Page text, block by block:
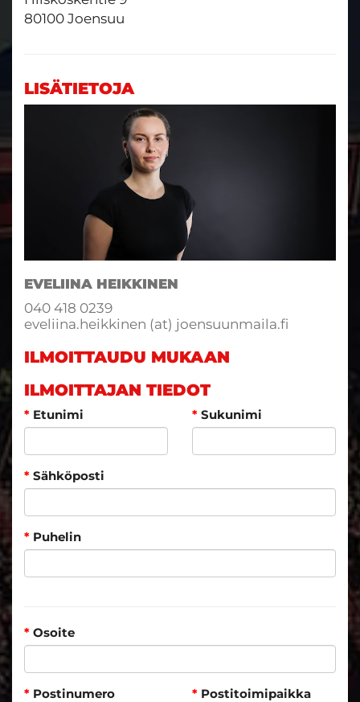
80100 Joensuu
LISÄTIETOJA
EVELIINA HEIKKINEN
040 418 0239
eveliina.heikkinen (at) joensuunmaila.fi
ILMOITTAUDU MUKAAN
ILMOITTAJAN TIEDOT
* Etunimi * Sukunimi
* Sähköposti
* Puhelin
* Osoite
* Postinumero * Postitoimipaikka